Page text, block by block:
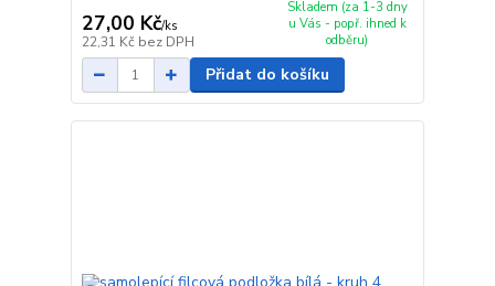
27,00 Kč/ks
22,31 Kč bez DPH
Skladem (za 1-3 dny
u Vás - popř. ihned k
odběru)
Přidat do košíku